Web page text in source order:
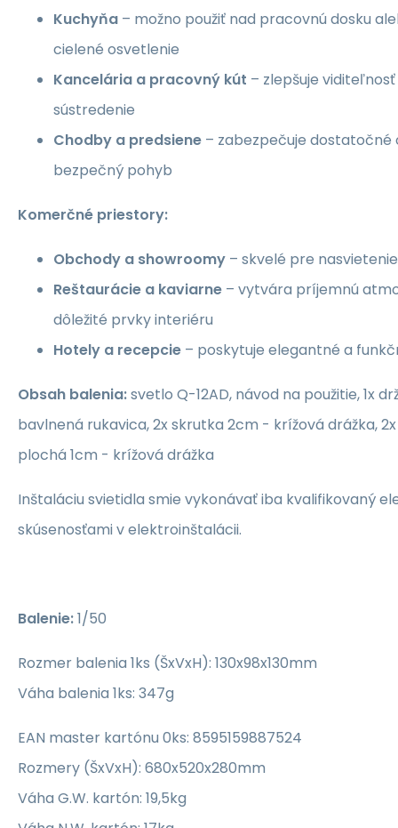
Kuchyňa – možno použiť nad pracovnú dosku
cielené osvetlenie
Kancelária a pracovný kút – zlepšuje
sústredenie
Chodby a predsiene – zabezpečuje dostatočné
bezpečný pohyb
Komerčné priestory:
Obchody a showroomy – skvelé pre
Reštaurácie a kaviarne – vytvára príjemnú
dôležité prvky interiéru
Hotely a recepcie – poskytuje elegantné a
Obsah balenia:svetlo Q-12AD, návod na použitie, 1x
bavlnená rukavica, 2x skrutka 2cm - krížová drážka,
plochá 1cm - krížová drážka
Inštaláciu svietidla smie vykonávať iba kvalifikovaný
skúsenosťami v elektroinštalácii.
Balenie:1/50
Rozmer balenia 1ks (ŠxVxH): 130x98x130mm
Váha balenia 1ks: 347g
EAN master kartónu 0ks: 8595159887524
Rozmery (ŠxVxH): 680x520x280mm
Váha G.W. kartón: 19,5kg